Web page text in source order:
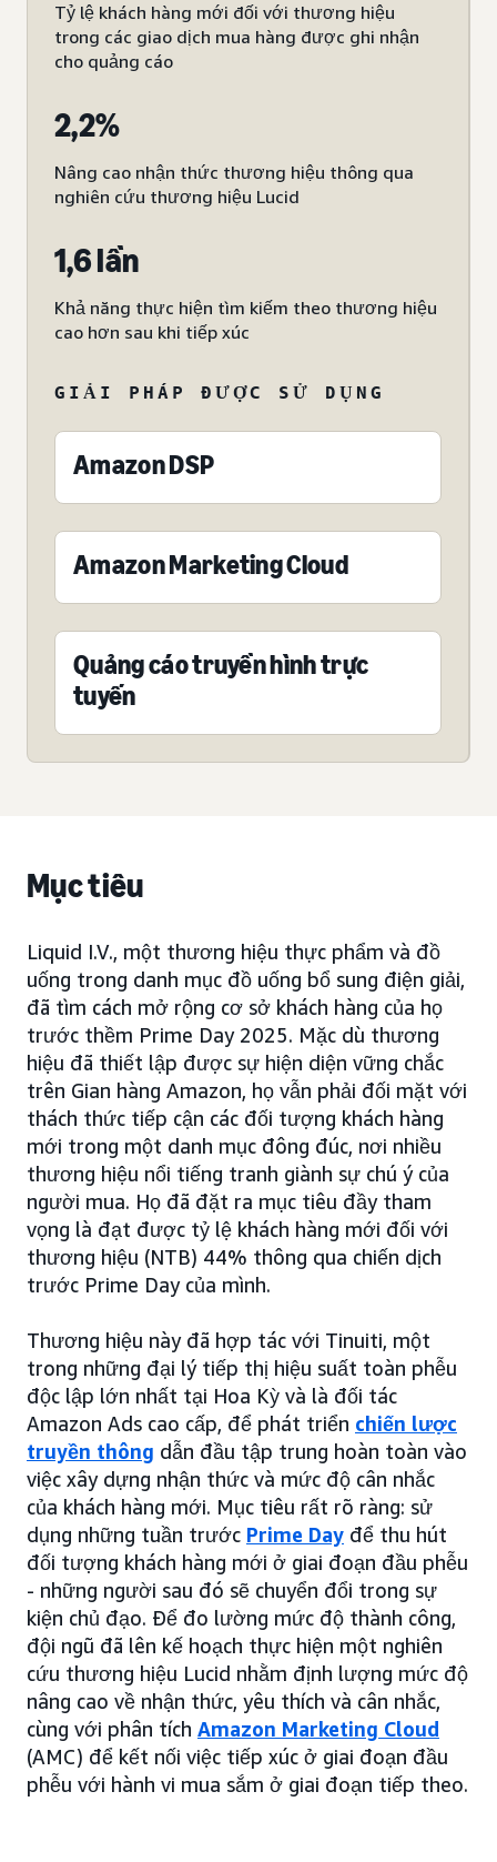
Tỷ lệ khách hàng mới đối với thương hiệu
trong các giao dịch mua hàng được ghi nhận
cho quảng cáo
2,2%
Nâng cao nhận thức thương hiệu thông qua
nghiên cứu thương hiệu Lucid
1,6 lần
Khả năng thực hiện tìm kiếm theo thương hiệu
cao hơn sau khi tiếp xúc
GIẢI PHÁP ĐƯỢC SỬ DỤNG
Amazon DSP
Amazon Marketing Cloud
Quảng cáo truyền hình trực
tuyến
Mục tiêu
Liquid I.V., một thương hiệu thực phẩm và đồ
uống trong danh mục đồ uống bổ sung điện giải,
đã tìm cách mở rộng cơ sở khách hàng của họ
trước thềm Prime Day 2025. Mặc dù thương
hiệu đã thiết lập được sự hiện diện vững chắc
trên Gian hàng Amazon, họ vẫn phải đối mặt với
thách thức tiếp cận các đối tượng khách hàng
mới trong một danh mục đông đúc, nơi nhiều
thương hiệu nổi tiếng tranh giành sự chú ý của
người mua. Họ đã đặt ra mục tiêu đầy tham
vọng là đạt được tỷ lệ khách hàng mới đối với
thương hiệu (NTB) 44% thông qua chiến dịch
trước Prime Day của mình.
Thương hiệu này đã hợp tác với Tinuiti, một
trong những đại lý tiếp thị hiệu suất toàn phễu
độc lập lớn nhất tại Hoa Kỳ và là đối tác
Amazon Ads cao cấp, để phát triển chiến lược
truyền thông dẫn đầu tập trung hoàn toàn vào
việc xây dựng nhận thức và mức độ cân nhắc
của khách hàng mới. Mục tiêu rất rõ ràng: sử
dụng những tuần trước Prime Day để thu hút
đối tượng khách hàng mới ở giai đoạn đầu phễu
- những người sau đó sẽ chuyển đổi trong sự
kiện chủ đạo. Để đo lường mức độ thành công,
đội ngũ đã lên kế hoạch thực hiện một nghiên
cứu thương hiệu Lucid nhằm định lượng mức độ
nâng cao về nhận thức, yêu thích và cân nhắc,
cùng với phân tích Amazon Marketing Cloud
(AMC) để kết nối việc tiếp xúc ở giai đoạn đầu
phễu với hành vi mua sắm ở giai đoạn tiếp theo.